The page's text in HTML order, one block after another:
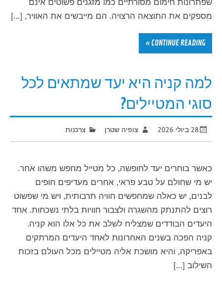
מספקים את התוצאה הרצויה. הם מייבשים את האוויר, […]
CONTINUE READING »
למה קניה היא יעד שמתאים לכל
סוגי המטיילים?
28 ביולי 2026 צופיה שטרן צרכנות
כאשר בוחרים יעד לחופשה, כל מטייל מחפש משהו אחר.
יש מי שחולם על טבע פראי, אחרים מעדיפים חופים
לבנים, יש כאלה שמחפשים חוויה תרבותית, ויש מי שפשוט
רוצים להתנתק מהשגרה ולצבור חוויות בלתי נשכחות. אחד
היעדים הבודדים שמצליח לשלב את כל אלו הוא קניה.
קניה הפכה בשנים האחרונות לאחד היעדים המרתקים
באפריקה, והיא מושכת אליה מטיילים מכל העולם בזכות
השילוב […]